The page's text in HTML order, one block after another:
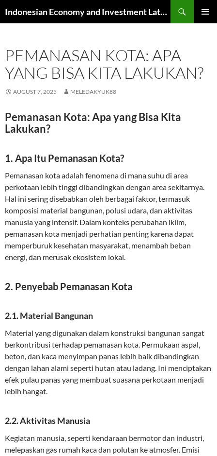
to
Indonesian Economy and Investment Latest News
PEMANASAN KOTA: APA
YANG BISA KITA LAKUKAN?
AUGUST 7, 2025 MELEDAKYUK88
Pemanasan Kota: Apa yang Bisa Kita
Lakukan?
1. Apa Itu Pemanasan Kota?
Pemanasan kota adalah fenomena di mana suhu di area
perkotaan lebih tinggi dibandingkan dengan area sekitarnya.
Hal ini sering disebabkan oleh berbagai faktor, termasuk
komposisi material bangunan, polusi udara, dan aktivitas
manusia yang intensif. Dalam konteks perubahan iklim,
pemanasan kota menjadi perhatian penting karena dapat
memperburuk kesehatan masyarakat, menambah beban
energi, dan merusak ekosistem lokal.
2. Penyebab Pemanasan Kota
2.1. Material Bangunan
Material yang digunakan dalam konstruksi bangunan sangat
berkontribusi terhadap pemanasan kota. Permukaan aspal,
beton, dan kaca menyimpan panas lebih baik dibandingkan
dengan lahan alami seperti hutan atau ladang. Ini menciptakan
efek pulau panas yang membuat suasana perkotaan menjadi
lebih hangat.
2.2. Aktivitas Manusia
Kegiatan manusia, seperti kendaraan bermotor dan industri,
melepaskan gas rumah kaca dan polutan ke atmosfer. Emisi